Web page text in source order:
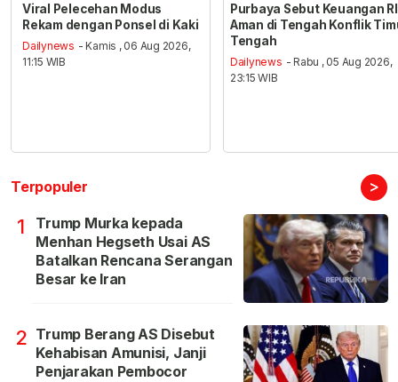
Viral Pelecehan Modus
Rekam dengan Ponsel di Kaki
Dailynews - Kamis , 06 Aug 2026,
11:15 WIB
Purbaya Sebut Keuangan RI
Aman di Tengah Konflik
Tengah
Dailynews - Rabu , 05 Aug 2026,
23:15 WIB
Terpopuler >
1
Trump Murka kepada
Menhan Hegseth Usai AS
Batalkan Rencana Serangan
Besar ke Iran
2 Trump Berang AS Disebut
Kehabisan Amunisi, Janji
Penjarakan Pembocor